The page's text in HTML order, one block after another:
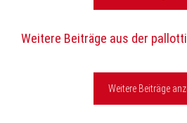
Weitere Beiträge aus der
Weitere Beiträge